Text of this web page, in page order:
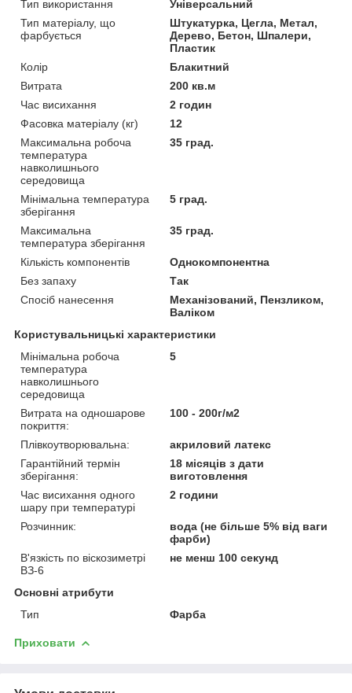
Тип використання
Універсальний
Тип матеріалу, що
фарбується
Штукатурка, Цегла, Метал,
Дерево, Бетон, Шпалери,
Пластик
Колір
Блакитний
Витрата
200 кв.м
Час висихання
2 годин
Фасовка матеріалу (кг)
12
Максимальна робоча
температура
навколишнього
середовища
35 град.
Мінімальна температура
зберігання
5 град.
Максимальна
температура зберігання
35 град.
Кількість компонентів
Однокомпонентна
Без запаху
Так
Спосіб нанесення
Механізований, Пензликом,
Валіком
Користувальницькі характеристики
Мінімальна робоча
температура
навколишнього
середовища
5
Витрата на одношарове
покриття:
100 - 200г/м2
Плівкоутворювальна:
акриловий латекс
Гарантійний термін
зберігання:
18 місяців з дати
виготовлення
Час висихання одного
шару при температурі
2 години
Розчинник:
вода (не більше 5% від ваги
фарби)
В'язкість по віскозиметрі
ВЗ-6
не менш 100 секунд
Основні атрибути
Тип
Фарба
Приховати